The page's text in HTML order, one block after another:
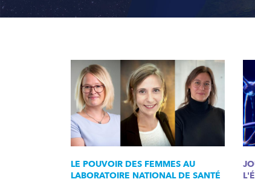
LE POUVOIR DES FEMMES AU
LABORATOIRE NATIONAL DE SANTÉ